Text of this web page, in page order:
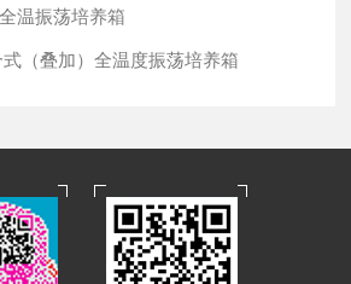
温振荡培养箱
（叠加）全温度振荡培养箱